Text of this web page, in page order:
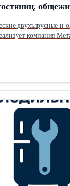
двухъярусные и
компания
домов отдыха,
лагерей, учебных
студентов,
(вагончиков,
металлические
класс); - кровати металлические
- кровати металлические со
в транспортировке,
делает нашу
- столы ЛДСП на
- табуреты; - стулья; -